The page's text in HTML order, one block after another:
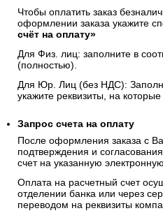
Чтобы оплатить заказ
оформлении заказа укажите
счёт на оплату»
Для Физ. лиц: заполните в
(полностью).
Для Юр. Лиц (без НДС):
укажите реквизиты, на
Запрос счета на оплату
После оформления заказа с
подтверждения и
счет на указанную
Оплата на расчетный счет
отделении банка или через
переводом на реквизиты